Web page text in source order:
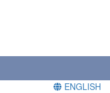
ENGLISH